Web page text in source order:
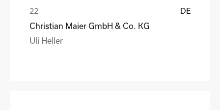
DE
Christian Maier GmbH & Co. KG
Uli Heller